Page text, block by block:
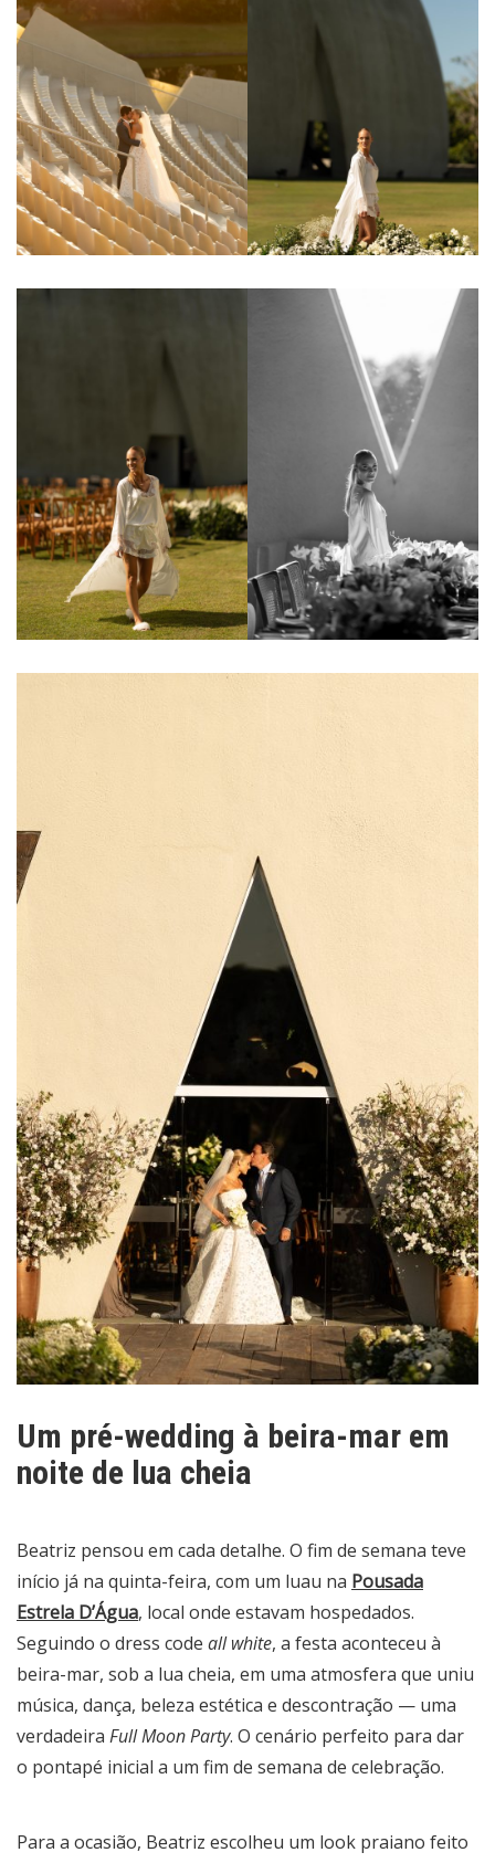
Um pré-wedding à beira-mar em
noite de lua cheia
Beatriz pensou em cada detalhe. O fim de semana teve
início já na quinta-feira, com um luau na Pousada
Estrela D’Água, local onde estavam hospedados.
Seguindo o dress code all white, a festa aconteceu à
beira-mar, sob a lua cheia, em uma atmosfera que uniu
música, dança, beleza estética e descontração — uma
verdadeira Full Moon Party. O cenário perfeito para dar
o pontapé inicial a um fim de semana de celebração.
Para a ocasião, Beatriz escolheu um look praiano feito